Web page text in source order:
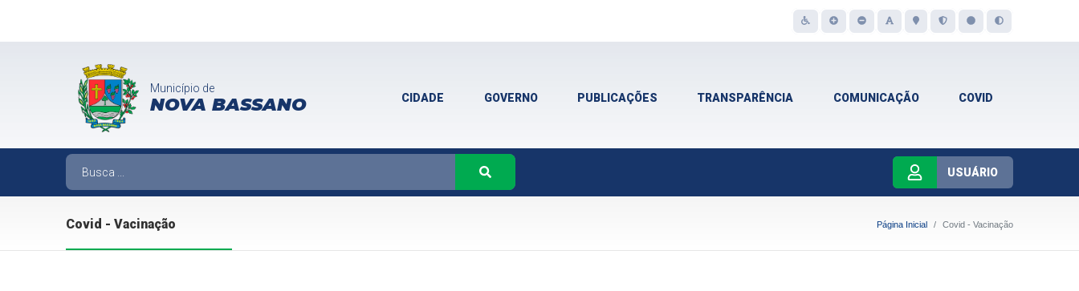
Município de
NOVA BASSANO CIDADE GOVERNO PUBLICAÇÕES TRANSPARÊNCIA COMUNICAÇÃO COVID
USUÁRIO
Covid - Vacinação Página Inicial Covid - Vacinação